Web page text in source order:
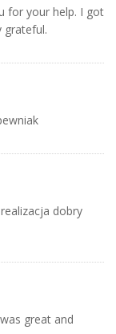
for your help. I got
grateful.
dobry
great and